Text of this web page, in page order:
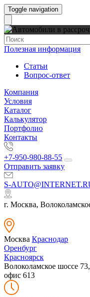
Toggle navigation
Полезная информация
Статьи
Вопрос-ответ
Компания
Условия
Каталог
Калькулятор
Портфолио
Контакты
+7-950-980-88-55
Отправить заявку
S-
г. Москва,
Москва Краснодар
Оренбург
Красноярск
Волоколамское шоссе 73,
офис 613